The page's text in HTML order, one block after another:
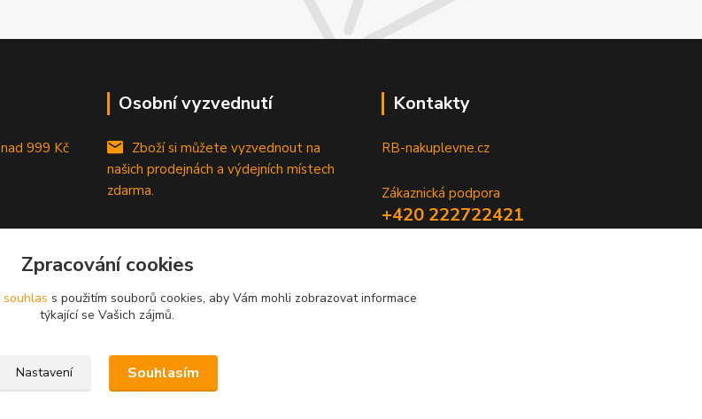
nad 999 Kč
Osobní vyzvednutí
Zboží si můžete vyzvednout na
našich prodejnách a výdejních místech
zdarma.
Kontakty
RB-nakuplevne.cz
Zákaznická podpora
+420 222722421
Zpracování cookies
souhlas s použitím souborů cookies, aby Vám mohli zobrazovat informace
týkající se Vašich zájmů.
Nastavení Souhlasím